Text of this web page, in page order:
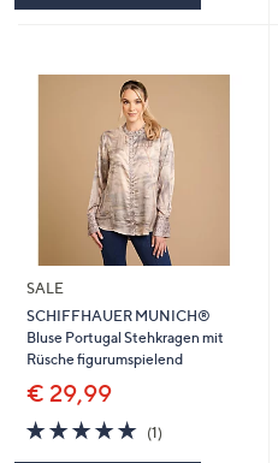
SALE
SCHIFFHAUER MUNICH®
Bluse Portugal Stehkragen mit
Rüsche figurumspielend
€ 29,99
5.0
von
(1)1